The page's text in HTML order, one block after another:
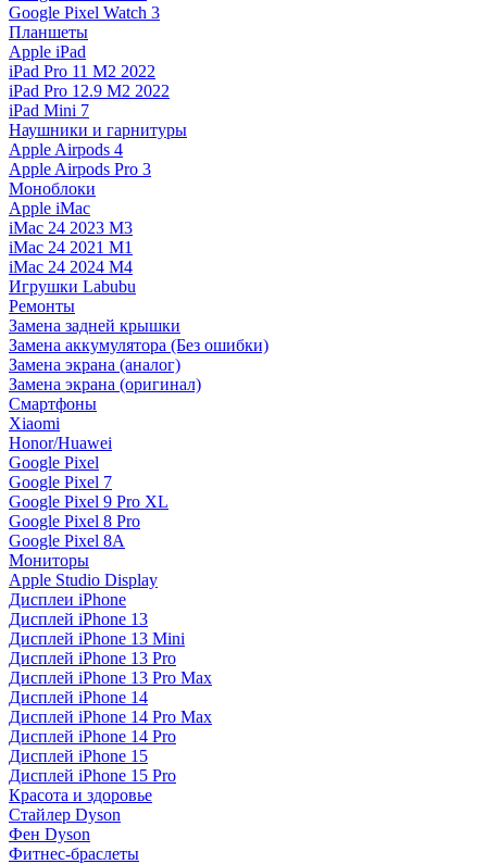
Google Pixel Watch 3
Планшеты
Apple iPad
iPad Pro 11 M2 2022
iPad Pro 12.9 M2 2022
iPad Mini 7
Наушники и гарнитуры
Apple Airpods 4
Apple Airpods Pro 3
Моноблоки
Apple iMac
iMac 24 2023 M3
iMac 24 2021 M1
iMac 24 2024 M4
Игрушки Labubu
Ремонты
Замена задней крышки
Замена аккумулятора (Без ошибки)
Замена экрана (аналог)
Замена экрана (оригинал)
Смартфоны
Xiaomi
Honor/Huawei
Google Pixel
Google Pixel 7
Google Pixel 9 Pro XL
Google Pixel 8 Pro
Google Pixel 8A
Мониторы
Apple Studio Display
Дисплеи iPhone
Дисплей iPhone 13
Дисплей iPhone 13 Mini
Дисплей iPhone 13 Pro
Дисплей iPhone 13 Pro Max
Дисплей iPhone 14
Дисплей iPhone 14 Pro Max
Дисплей iPhone 14 Pro
Дисплей iPhone 15
Дисплей iPhone 15 Pro
Красота и здоровье
Стайлер Dyson
Фен Dyson
Фитнес-браслеты